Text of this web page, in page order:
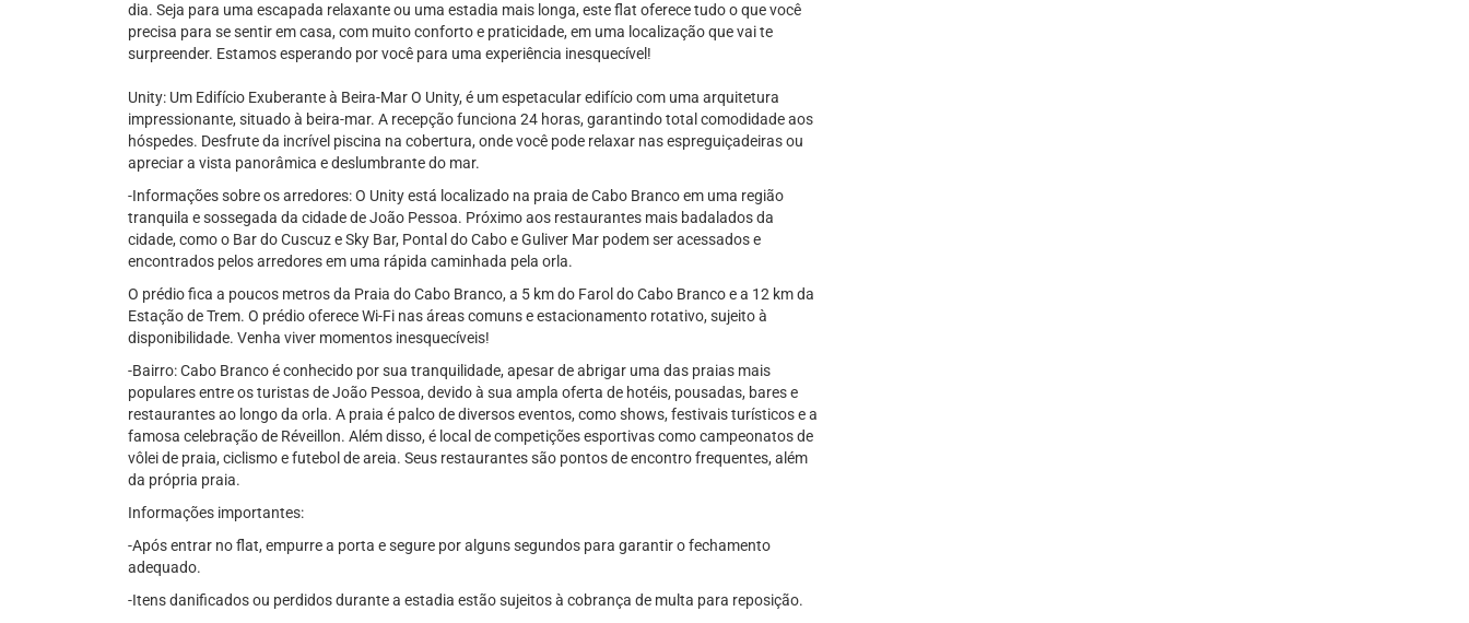
dia. Seja para uma escapada relaxante ou uma estadia mais longa, este flat oferece tudo o que você
precisa para se sentir em casa, com muito conforto e praticidade, em uma localização que vai te
surpreender. Estamos esperando por você para uma experiência inesquecível!
Unity: Um Edifício Exuberante à Beira-Mar O Unity, é um espetacular edifício com uma arquitetura
impressionante, situado à beira-mar. A recepção funciona 24 horas, garantindo total comodidade aos
hóspedes. Desfrute da incrível piscina na cobertura, onde você pode relaxar nas espreguiçadeiras ou
apreciar a vista panorâmica e deslumbrante do mar.
-Informações sobre os arredores: O Unity está localizado na praia de Cabo Branco em uma região
tranquila e sossegada da cidade de João Pessoa. Próximo aos restaurantes mais badalados da
cidade, como o Bar do Cuscuz e Sky Bar, Pontal do Cabo e Guliver Mar podem ser acessados e
encontrados pelos arredores em uma rápida caminhada pela orla.
O prédio fica a poucos metros da Praia do Cabo Branco, a 5 km do Farol do Cabo Branco e a 12 km da
Estação de Trem. O prédio oferece Wi-Fi nas áreas comuns e estacionamento rotativo, sujeito à
disponibilidade. Venha viver momentos inesquecíveis!
-Bairro: Cabo Branco é conhecido por sua tranquilidade, apesar de abrigar uma das praias mais
populares entre os turistas de João Pessoa, devido à sua ampla oferta de hotéis, pousadas, bares e
restaurantes ao longo da orla. A praia é palco de diversos eventos, como shows, festivais turísticos e a
famosa celebração de Réveillon. Além disso, é local de competições esportivas como campeonatos de
vôlei de praia, ciclismo e futebol de areia. Seus restaurantes são pontos de encontro frequentes, além
da própria praia.
Informações importantes:
-Após entrar no flat, empurre a porta e segure por alguns segundos para garantir o fechamento
adequado.
-Itens danificados ou perdidos durante a estadia estão sujeitos à cobrança de multa para reposição.